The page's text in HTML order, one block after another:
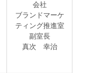
会社
ブランドマーケ
ティング推進室
副室長
真次 幸治